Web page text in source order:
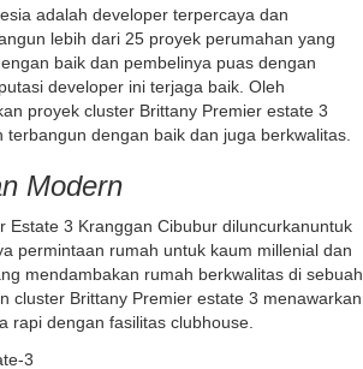
adalah developer terpercaya dan
lebih dari 25 proyek perumahan yang
baik dan pembelinya puas dengan
developer ini terjaga baik. Oleh
proyek cluster Brittany Premier estate 3
terbangun dengan baik dan juga berkwalitas.
Modern
Estate 3 Kranggan Cibubur diluncurkanuntuk
permintaan rumah untuk kaum millenial dan
mendambakan rumah berkwalitas di sebuah
cluster Brittany Premier estate 3 menawarkan
rapi dengan fasilitas clubhouse.